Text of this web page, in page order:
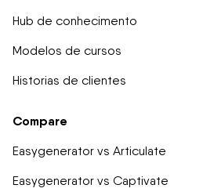
Hub de conhecimento
Modelos de cursos
Historias de clientes
Compare
Easygenerator vs Articulate
Easygenerator vs Captivate